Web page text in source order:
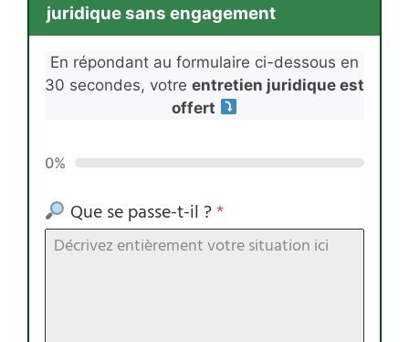
juridique sans engagement
En répondant au formulaire ci-dessous en
30 secondes, votre entretien juridique est
offert
0%
Que se passe-t-il ?*